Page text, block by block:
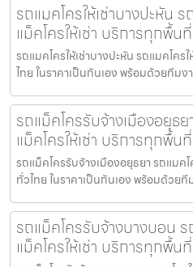
รถแมคโครให้เช่าบางปะหัน
แม็คโครให้เช่า บริการทุกพื้น
รถแมคโครให้เช่าบางปะหัน รถแมคโคร
ไทย ในราคาเป็นกันเอง พร้อมด้วยทีม
รถแม็คโครรับจ้างเมืองอยุธ
แม็คโครให้เช่า บริการทุกพื้น
รถแม็คโครรับจ้างเมืองอยุธยา รถแมค
ทั่วไทย ในราคาเป็นกันเอง พร้อมด้วย
รถแม็คโครรับจ้างบางบอน
แม็คโครให้เช่า บริการทุกพื้น